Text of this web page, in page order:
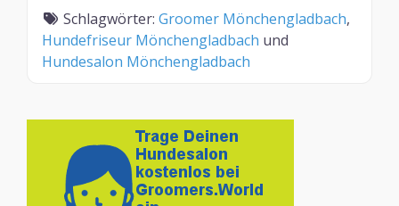
Schlagwörter: Groomer Mönchengladbach,
Hundefriseur Mönchengladbach und
Hundesalon Mönchengladbach